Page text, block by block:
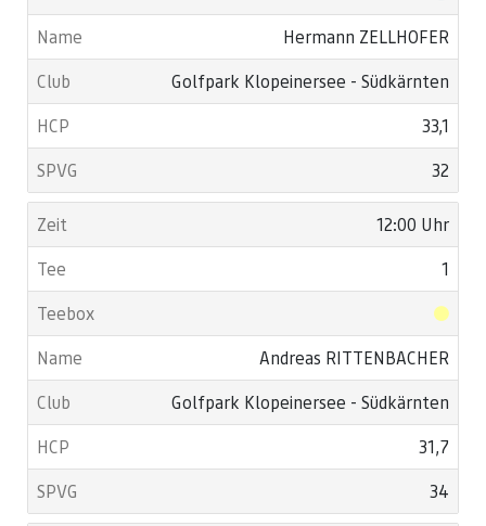
Hermann ZELLHOFER
Golfpark Klopeinersee - Südkärnten
33,1
32
12:00 Uhr
1
Andreas RITTENBACHER
Golfpark Klopeinersee - Südkärnten
31,7
34